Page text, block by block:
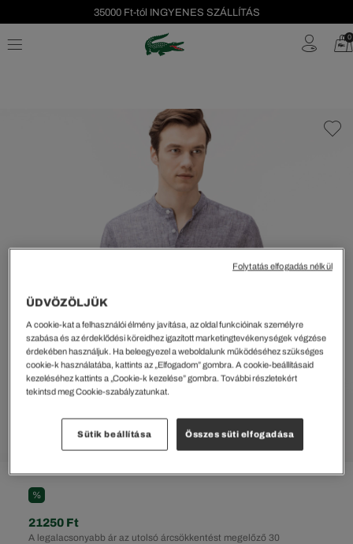
35000 Ft-tól INGYENES SZÁLLÍTÁS
Szezonális leárazás akár -40%! 0
%
A legalacsonyabb ár az utolsó árcsökkentést megelőző 30
21250 Ft
ÜDVÖZÖLJÜK
A cookie-kat a felhasználói élmény javítása, az oldal funkcióinak személyre
szabása és az érdeklődési köreidhez igazított marketingtevékenységek végzése
érdekében használjuk. Ha beleegyezel a weboldalunk működéséhez szükséges
cookie-k használatába, kattints az „Elfogadom” gombra. A cookie-beállításaid
kezeléséhez kattints a „Cookie-k kezelése” gombra. További részletekért
tekintsd meg Cookie-szabályzatunkat.
Sütik beállítása Összes süti elfogadása
Folytatás elfogadás nélkül